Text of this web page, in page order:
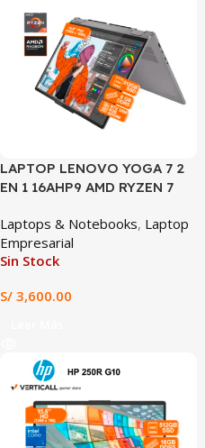
LAPTOP LENOVO YOGA 7 2
EN 1 16AHP9 AMD RYZEN 7
AMD RADEON GRAPHICS 16″
WUXGA TÁCTIL WINDOWS
11 TECLADO ESPAÑOL
Laptops & Notebooks, Laptop
Empresarial
Sin Stock
S/ 3,600.00